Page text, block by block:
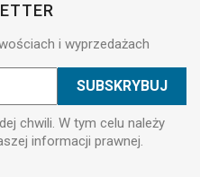
i wyprzedażach
chwili. W tym celu należy
informacji prawnej.